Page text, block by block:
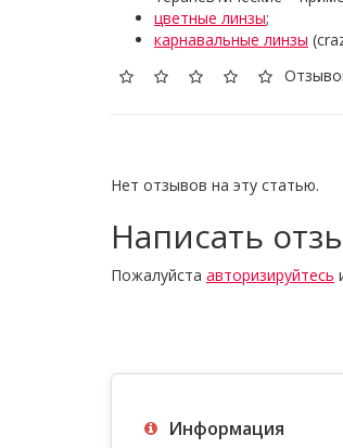
цветные линзы;
карнавальные линзы
Нет отзывов на эту статью.
Написать
Пожалуйста авторизируйтесь
Информация